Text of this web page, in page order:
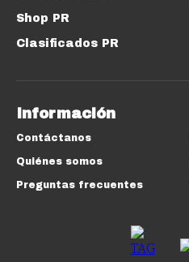
Shop PR
Clasificados PR
Información
Contáctanos
Quiénes somos
Preguntas frecuentes